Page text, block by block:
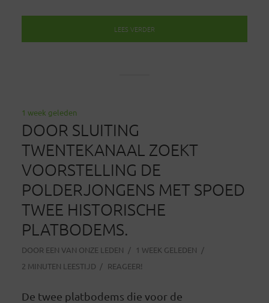
LEES VERDER
1 week geleden
DOOR SLUITING
TWENTEKANAAL ZOEKT
VOORSTELLING DE
POLDERJONGENS MET SPOED
TWEE HISTORISCHE
PLATBODEMS.
DOOR EEN VAN ONZE LEDEN
1 WEEK GELEDEN
2 MINUTEN LEESTIJD
REAGEER!
De twee platbodems die voor de